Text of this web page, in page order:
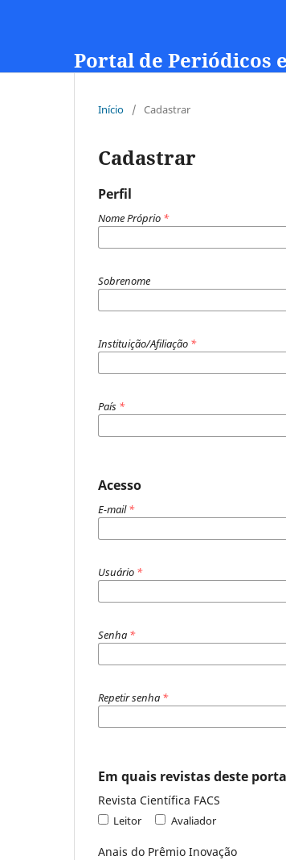
Portal de Periódicos
Início / Cadastrar
Cadastrar
Perfil
Nome Próprio *
Sobrenome
Instituição/Afiliação *
País *
Acesso
E-mail*
Usuário *
Senha *
Repetir senha *
Em quais revistas deste
Revista Científica FACS
Leitor Avaliador
Anais do Prêmio Inovação